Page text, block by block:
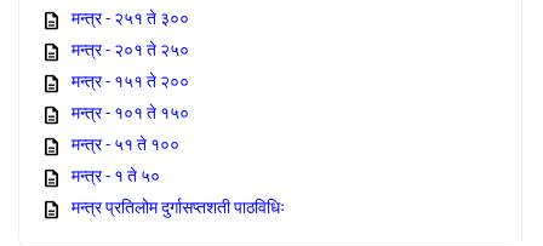
मन्त्र - २५१ ते ३००
मन्त्र - २०१ ते २५०
मन्त्र - १५१ ते २००
मन्त्र - १०१ ते १५०
मन्त्र - ५१ ते १००
मन्त्र - १ ते ५०
मन्त्र प्रतिलोम दुर्गासप्तशती पाठविधिः